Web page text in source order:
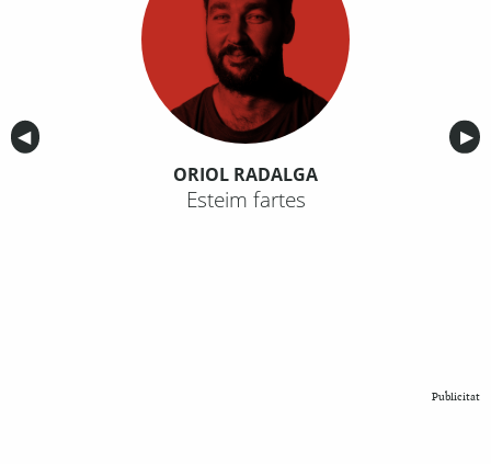
Anterior
◀︎ ▶︎
ORIOL RADALGA
Esteim fartes
Publicitat